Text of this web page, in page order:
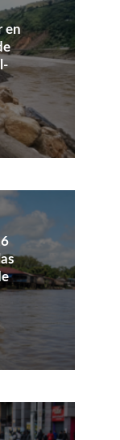
en